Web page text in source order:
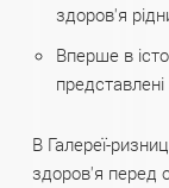
здоров'я
Вперше в
В Галереї-
здоров'я перед